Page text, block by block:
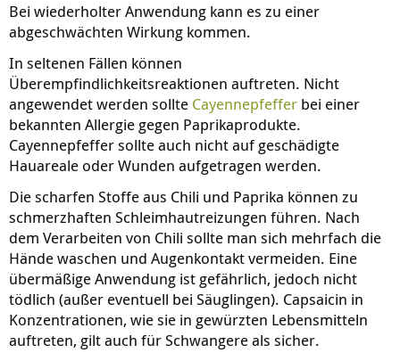
Bei wiederholter Anwendung kann es zu einer
abgeschwächten Wirkung kommen.
In seltenen Fällen können
Überempfindlichkeitsreaktionen auftreten. Nicht
angewendet werden sollte Cayennepfeffer bei einer
bekannten Allergie gegen Paprikaprodukte.
Cayennepfeffer sollte auch nicht auf geschädigte
Hauareale oder Wunden aufgetragen werden.
Die scharfen Stoffe aus Chili und Paprika können zu
schmerzhaften Schleimhautreizungen führen. Nach
dem Verarbeiten von Chili sollte man sich mehrfach die
Hände waschen und Augenkontakt vermeiden. Eine
übermäßige Anwendung ist gefährlich, jedoch nicht
tödlich (außer eventuell bei Säuglingen). Capsaicin in
Konzentrationen, wie sie in gewürzten Lebensmitteln
auftreten, gilt auch für Schwangere als sicher.